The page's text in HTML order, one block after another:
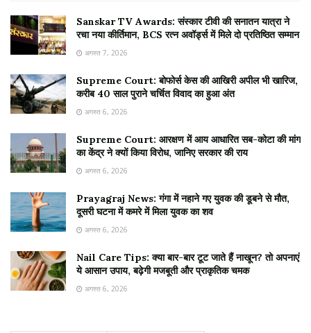
Sanskar TV Awards: संस्कार टीवी की सनातन यात्रा ने
रचा नया कीर्तिमान, BCS रत्न अवॉर्ड्स में मिले दो प्रतिष्ठित सम्मान
अगस्त 7, 2026
Supreme Court: बोफोर्स केस की आखिरी अपील भी खारिज,
करीब 40 साल पुराने चर्चित विवाद का हुआ अंत
अगस्त 6, 2026
Supreme Court: आरक्षण में आय आधारित सब-कोटा की मांग
का केंद्र ने क्यों किया विरोध, जानिए सरकार की राय
अगस्त 6, 2026
Prayagraj News: गंगा में नहाने गए युवक की डूबने से मौत,
दूसरी घटना में कमरे में मिला युवक का शव
अगस्त 6, 2026
Nail Care Tips: क्या बार-बार टूट जाते हैं नाखून? तो अपनाएं
ये आसान उपाय, बढ़ेगी मजबूती और प्राकृतिक चमक
अगस्त 6, 2026